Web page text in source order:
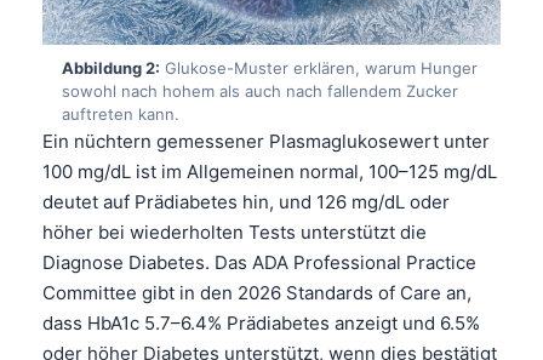
Abbildung 2: Glukose-Muster erklären, warum Hunger
sowohl nach hohem als auch nach fallendem Zucker
auftreten kann.
Ein nüchtern gemessener Plasmaglukosewert unter
100 mg/dL ist im Allgemeinen normal, 100–125 mg/dL
deutet auf Prädiabetes hin, und 126 mg/dL oder
höher bei wiederholten Tests unterstützt die
Diagnose Diabetes. Das ADA Professional Practice
Committee gibt in den 2026 Standards of Care an,
dass HbA1c 5.7–6.4% Prädiabetes anzeigt und 6.5%
oder höher Diabetes unterstützt, wenn dies bestätigt